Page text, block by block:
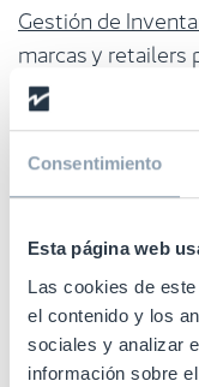
Consentimiento
Esta página web
Las cookies de
el contenido y los
sociales y analizar
información sobre
Gestión de
marcas y retailers
tiempo real de
precisión sin igual
especialmente
consumidores.
Mejora en la
implementación
enriquecer